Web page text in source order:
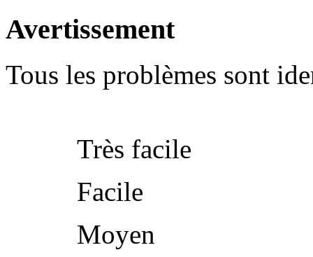
Avertissement
Tous les problèmes sont
Très facile
Facile
Moyen